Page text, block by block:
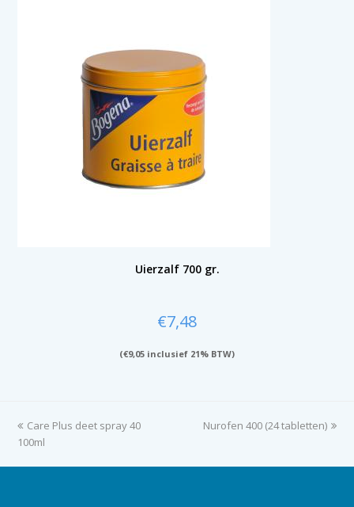
Uierzalf 700 gr.
€7,48
(€9,05 inclusief 21% BTW)
previous
post:
Care Plus deet spray 40
100ml
next
Nurofen 400 (24 tabletten)